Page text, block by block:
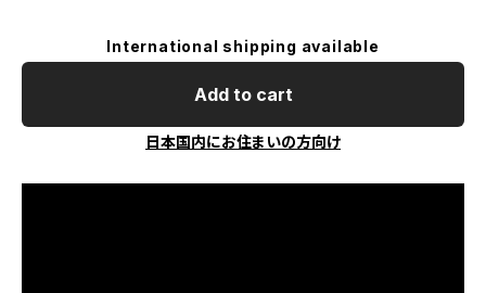
International shipping available
Add to cart
日本国内にお住まいの方向け